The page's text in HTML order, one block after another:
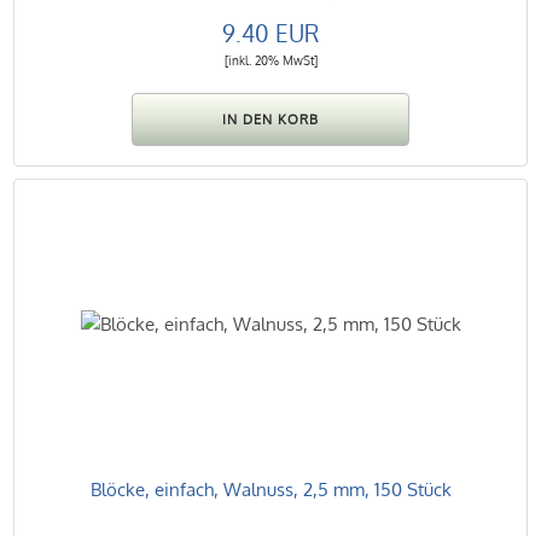
9.40 EUR
[inkl. 20% MwSt]
Blöcke, einfach, Walnuss, 2,5 mm, 150 Stück